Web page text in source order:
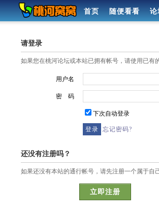
首页 随便看看 论
请登录
如果您在桃河论坛或本站已拥有帐号，请使用已
用户名
密 码
下次自动登录
忘记密码?
还没有注册吗？
如果还没有本站的通行帐号，请先注册一个属于自
立即注册